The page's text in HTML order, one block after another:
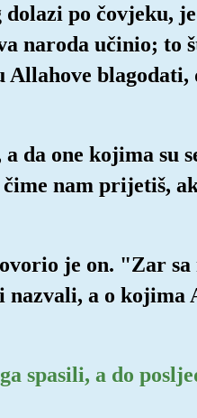
po čovjeku,
naroda učinio; to
blagodati,
da one kojima su
nam prijetiš,
je on. "Zar sa
a o kojima
spasili, a do